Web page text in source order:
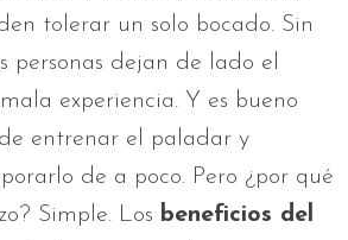
tolerar un solo bocado. Sin
personas dejan de lado el
experiencia. Y es bueno
entrenar el paladar y
de a poco. Pero ¿por qué
Simple. Los beneficios del